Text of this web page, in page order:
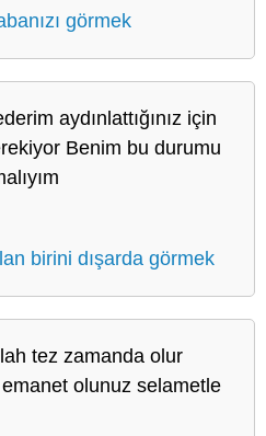
görmek
aydınlattığınız için
Benim bu durumu
birini dışarda görmek
tez zamanda olur
olunuz selametle